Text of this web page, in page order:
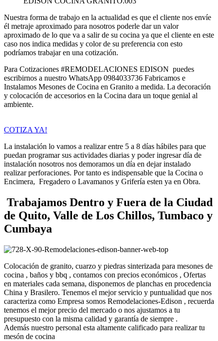
Nuestra forma de trabajo en la actualidad es que el cliente nos envíe
él metraje aproximado para nosotros poderle dar un valor
aproximado de lo que va a salir de su cocina ya que el cliente en este
caso nos indica medidas y color de su preferencia con esto
podríamos trabajar en una cotización.
Para Cotizaciones #REMODELACIONES EDISON puedes
escribirnos a nuestro WhatsApp 0984033736 Fabricamos e
Instalamos Mesones de Cocina en Granito a medida. La decoración
y colocación de accesorios en la Cocina dara un toque genial al
ambiente.
COTIZA YA!
La instalación lo vamos a realizar entre 5 a 8 días hábiles para que
puedan programar sus actividades diarias y poder ingresar día de
instalación nosotros nos demoramos un día en dejar instalado
realizar perforaciones. Por tanto es indispensable que la Cocina o
Encimera, Fregadero o Lavamanos y Grifería esten ya en Obra.
Trabajamos Dentro y Fuera de la Ciudad
de Quito, Valle de Los Chillos, Tumbaco y
Cumbaya
Colocación de granito, cuarzo y piedras sinterizada para mesones de
cocina , baños y bbq , contamos con precios económicos , Ofertas
en materiales cada semana, disponemos de planchas en procedencia
China y Brasilero. Tenemos el mejor servicio y puntualidad que nos
caracteriza como Empresa somos Remodelaciones-Edison , recuerda
tenemos el mejor precio del mercado o nos ajustamos a tu
presupuesto con la misma calidad y garantía de siempre .
Además nuestro personal esta altamente calificado para realizar tu
mesón de cocina